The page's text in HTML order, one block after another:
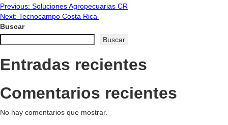
Navegación
de
entradas
Previous: Soluciones Agropecuarias CR
Next: Tecnocampo Costa Rica
Buscar
Buscar
Entradas recientes
Comentarios recientes
No hay comentarios que mostrar.